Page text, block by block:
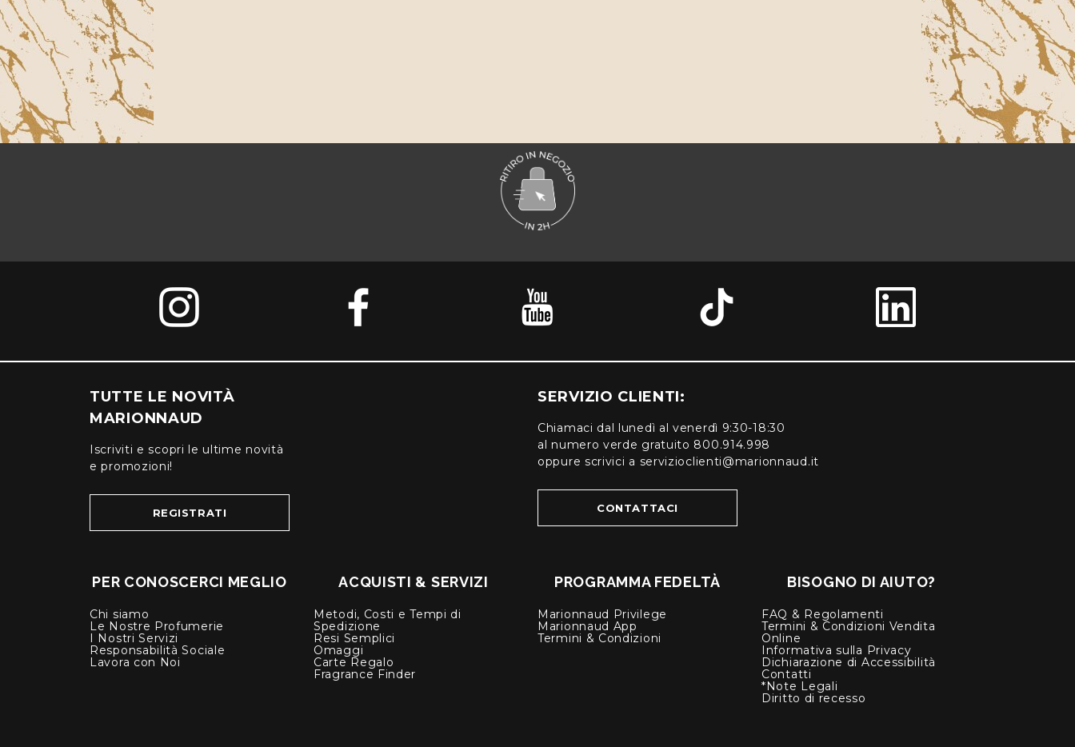
TUTTE LE NOVITÀ
MARIONNAUD
Iscriviti e scopri le ultime novità
e promozioni!
REGISTRATI
SERVIZIO CLIENTI:
Chiamaci dal lunedì al venerdì 9:30-18:30
al numero verde gratuito 800.914.998
oppure scrivici a servizioclienti@marionnaud.it
CONTATTACI
PER CONOSCERCI MEGLIO
Chi siamo
Le Nostre Profumerie
I Nostri Servizi
Responsabilità Sociale
Lavora con Noi
ACQUISTI & SERVIZI
Metodi, Costi e Tempi di
Spedizione
Resi Semplici
Omaggi
Carte Regalo
Fragrance Finder
PROGRAMMA FEDELTÀ
Marionnaud Privilege
Marionnaud App
Termini & Condizioni
BISOGNO DI AIUTO?
FAQ & Regolamenti
Termini & Condizioni Vendita
Online
Informativa sulla Privacy
Dichiarazione di Accessibilità
Contatti
*Note Legali
Diritto di recesso